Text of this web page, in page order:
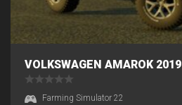
VOLKSWAGEN AMAROK 2019
Farming Simulator 22